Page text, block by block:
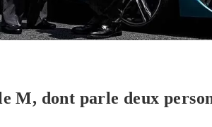
M, dont parle deux